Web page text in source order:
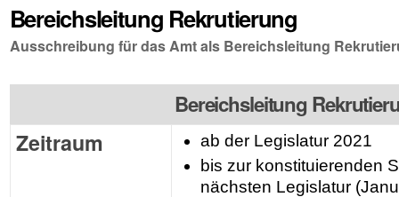
Bereichsleitung Rekrutierung
Ausschreibung für das Amt als Bereichsleitung
Bereichsleitung
Zeitraum
ab der Legislatur 2021
bis zur konstituierenden
nächsten Legislatur